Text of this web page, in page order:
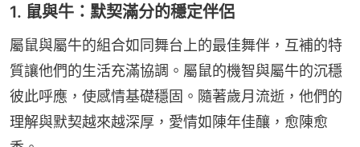
1. 鼠與牛：默契滿分的穩定伴侶
屬鼠與屬牛的組合如同舞台上的最佳舞伴，互補的特
質讓他們的生活充滿協調。屬鼠的機智與屬牛的沉穩
彼此呼應，使感情基礎穩固。隨著歲月流逝，他們的
理解與默契越來越深厚，愛情如陳年佳釀，愈陳愈